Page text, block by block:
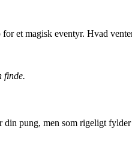
et magisk eventyr. Hvad
finde.
din pung, men som rigeligt